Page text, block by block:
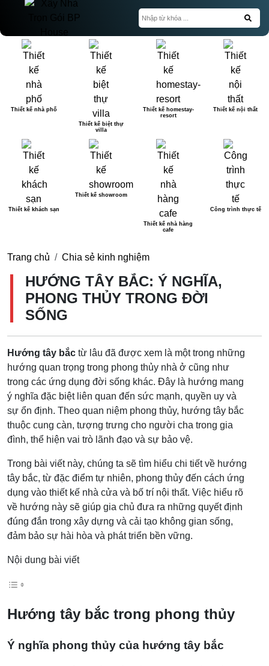
Thiết kế nhà phố
Thiết kế biệt thự
villa
Thiết kế homestay-
resort
Thiết kế nội thất
Thiết kế khách sạn
Thiết kế showroom
Thiết kế nhà hàng
cafe
Công trình thực tế
Trang chủ Chia sẻ kinh nghiệm
HƯỚNG TÂY BẮC: Ý NGHĨA,
PHONG THỦY TRONG ĐỜI
SỐNG
Hướng tây bắc từ lâu đã được xem là một trong những
hướng quan trọng trong phong thủy nhà ở cũng như
trong các ứng dụng đời sống khác. Đây là hướng mang
ý nghĩa đặc biệt liên quan đến sức mạnh, quyền uy và
sự ổn định. Theo quan niệm phong thủy, hướng tây bắc
thuộc cung càn, tượng trưng cho người cha trong gia
đình, thể hiện vai trò lãnh đạo và sự bảo vệ.
Trong bài viết này, chúng ta sẽ tìm hiểu chi tiết về hướng
tây bắc, từ đặc điểm tự nhiên, phong thủy đến cách ứng
dụng vào thiết kế nhà cửa và bố trí nội thất. Việc hiểu rõ
về hướng này sẽ giúp gia chủ đưa ra những quyết định
đúng đắn trong xây dựng và cải tạo không gian sống,
đảm bảo sự hài hòa và phát triển bền vững.
Nội dung bài viết
Hướng tây bắc trong phong thủy
Ý nghĩa phong thủy của hướng tây bắc